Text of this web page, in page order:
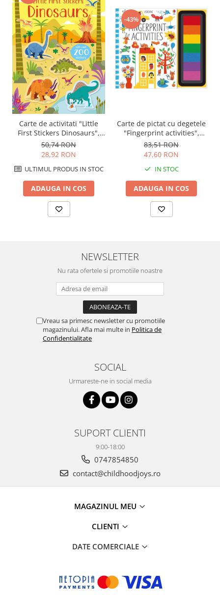
Carte de activitati "Little
First Stickers Dinosaurs",
format mic, 200 stickers,
Usborne
50,74 RON
28,92 RON
ULTIMUL PRODUS IN STOC
ADAUGA IN COS
-43%
Carte de pictat cu degetele
"Fingerprint activities",
Usborne
83,51 RON
47,60 RON
IN STOC
ADAUGA IN COS
NEWSLETTER
Nu rata ofertele si promotiile noastre
Vreau sa primesc newsletter cu promotiile
magazinului. Afla mai multe in Politica de
Confidentialitate
SOCIAL
Urmareste-ne in social media
SUPORT CLIENTI
9:00-18:00
0747854850
contact@childhoodjoys.ro
MAGAZINUL MEU
CLIENTI
DATE COMERCIALE